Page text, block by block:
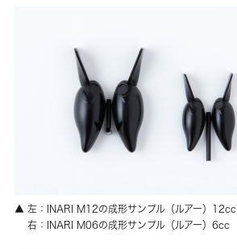
▲ 左：INARI M12の成形サンプル（ルアー）12cc
右：INARI M06の成形サンプル（ルアー）6cc